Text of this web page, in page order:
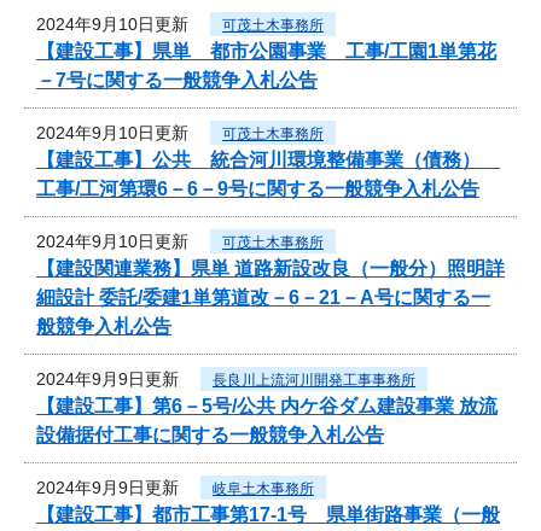
2024年9月10日更新 可茂土木事務所
【建設工事】県単 都市公園事業 工事/工園1単第花
－7号に関する一般競争入札公告
2024年9月10日更新 可茂土木事務所
【建設工事】公共 統合河川環境整備事業（債務）
工事/工河第環6－6－9号に関する一般競争入札公告
2024年9月10日更新 可茂土木事務所
【建設関連業務】県単 道路新設改良（一般分）照明詳
細設計 委託/委建1単第道改－6－21－A号に関する一
般競争入札公告
2024年9月9日更新 長良川上流河川開発工事事務所
【建設工事】第6－5号/公共 内ケ谷ダム建設事業 放流
設備据付工事に関する一般競争入札公告
2024年9月9日更新 岐阜土木事務所
【建設工事】都市工事第17-1号 県単街路事業（一般